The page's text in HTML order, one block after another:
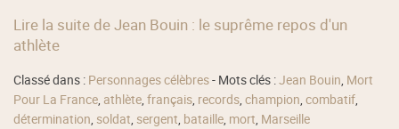
Lire la suite de Jean Bouin : le suprême repos d'un
athlète
Classé dans : Personnages célèbres- Mots clés :Jean Bouin, Mort
Pour La France, athlète,français, records,champion,combatif,
détermination, soldat, sergent, bataille, mort, Marseille